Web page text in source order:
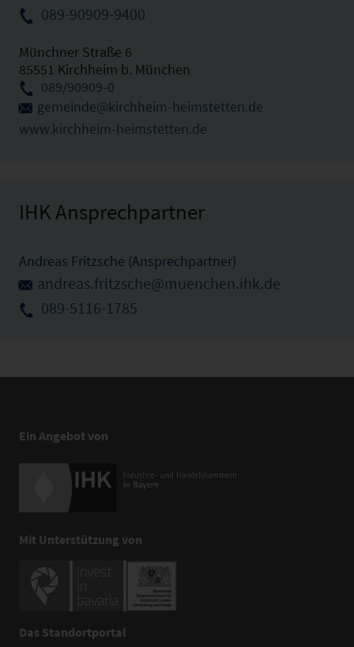
089-90909-9400
Münchner Straße 6
85551 Kirchheim b. München
089/90909-0
gemeinde@kirchheim-heimstetten.de
www.kirchheim-heimstetten.de
IHK Ansprechpartner
Andreas Fritzsche (Ansprechpartner)
andreas.fritzsche@muenchen.ihk.de
089-5116-1785
Ein Angebot von
Mit Unterstützung von
Das Standortportal